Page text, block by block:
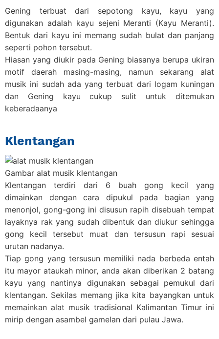
Gening terbuat dari sepotong kayu, kayu yang
digunakan adalah kayu sejeni Meranti (Kayu Meranti).
Bentuk dari kayu ini memang sudah bulat dan panjang
seperti pohon tersebut.
Hiasan yang diukir pada Gening biasanya berupa ukiran
motif daerah masing-masing, namun sekarang alat
musik ini sudah ada yang terbuat dari logam kuningan
dan Gening kayu cukup sulit untuk ditemukan
keberadaanya
Klentangan
Gambar alat musik klentangan
Klentangan terdiri dari 6 buah gong kecil yang
dimainkan dengan cara dipukul pada bagian yang
menonjol, gong-gong ini disusun rapih disebuah tempat
layaknya rak yang sudah dibentuk dan diukur sehingga
gong kecil tersebut muat dan tersusun rapi sesuai
urutan nadanya.
Tiap gong yang tersusun memiliki nada berbeda entah
itu mayor ataukah minor, anda akan diberikan 2 batang
kayu yang nantinya digunakan sebagai pemukul dari
klentangan. Sekilas memang jika kita bayangkan untuk
memainkan alat musik tradisional Kalimantan Timur ini
mirip dengan asambel gamelan dari pulau Jawa.